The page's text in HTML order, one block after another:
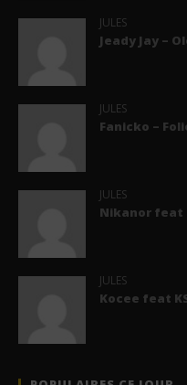
JULES
Jeady Jay –
JULES
Fanicko –
JULES
Nikanor feat
JULES
Kocee feat